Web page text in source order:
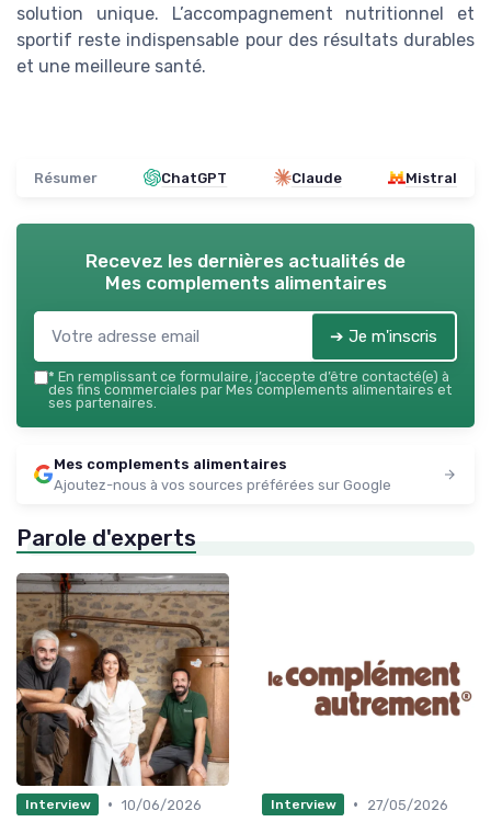
solution unique. L’accompagnement nutritionnel et
sportif reste indispensable pour des résultats durables
et une meilleure santé.
Résumer ChatGPT Claude Mistral
Recevez les dernières actualités de
Mes complements alimentaires
➔ Je m'inscris
* En remplissant ce formulaire, j’accepte d’être contacté(e) à
des fins commerciales par Mes complements alimentaires et
ses partenaires.
Mes complements alimentaires
Ajoutez-nous à vos sources préférées sur Google
Parole d'experts
Interview • 10/06/2026
Interview •
27/05/2026